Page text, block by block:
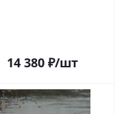
14 380 ₽/шт